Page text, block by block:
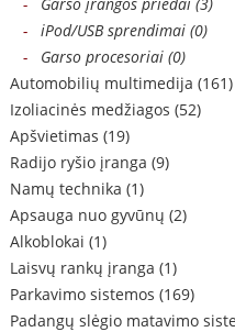
- iPod/USB sprendimai (0)
- Garso procesoriai (0)
Automobilių multimedija (161)
Izoliacinės medžiagos (52)
Apšvietimas (19)
Radijo ryšio įranga (9)
Namų technika (1)
Apsauga nuo gyvūnų (2)
Alkoblokai (1)
Laisvų rankų įranga (1)
Parkavimo sistemos (169)
Padangų slėgio matavimo